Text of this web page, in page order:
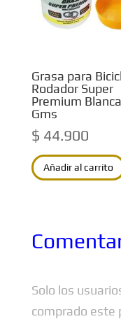
Grasa para
Rodador Super
Premium
Gms
$ 44.900
Añadir al carrito
Solo los
comprado este